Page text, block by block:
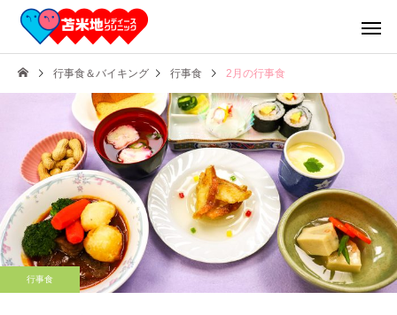
産科 婦人科
行事食＆バイキング 行事食 2月の行事食
行事食